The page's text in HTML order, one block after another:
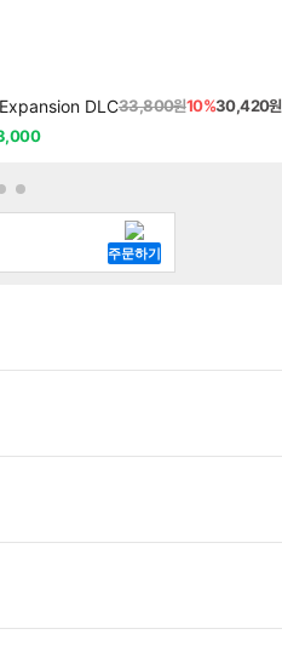
Expansion DLC33,800원10%30,420원